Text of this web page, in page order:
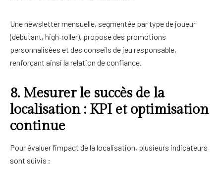
Une newsletter mensuelle, segmentée par type de joueur
(débutant, high‑roller), propose des promotions
personnalisées et des conseils de jeu responsable,
renforçant ainsi la relation de confiance.
8. Mesurer le succès de la
localisation : KPI et optimisation
continue
Pour évaluer l’impact de la localisation, plusieurs indicateurs
sont suivis :